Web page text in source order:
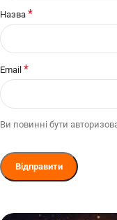
Назва *
Email *
Ви повинні бути